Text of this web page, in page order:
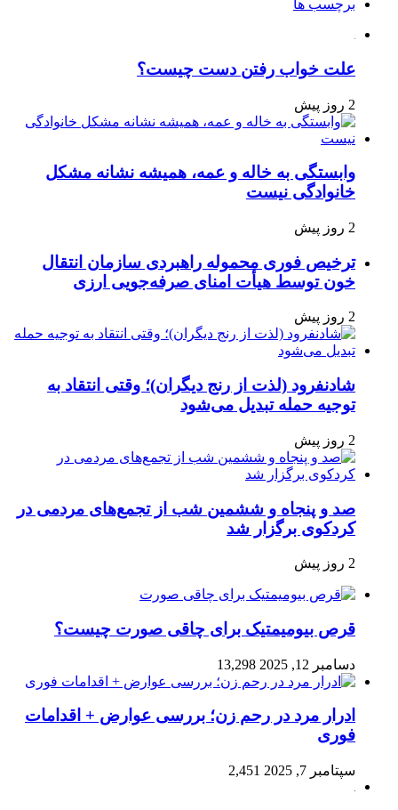
برچسب ها
علت خواب رفتن دست چیست؟
2 روز پیش
وابستگی به خاله و عمه، همیشه نشانه مشکل
خانوادگی نیست
2 روز پیش
ترخیص فوری محموله راهبردی سازمان انتقال
خون توسط هیأت امنای صرفه‌جویی ارزی
2 روز پیش
شادنفرود (لذت از رنج دیگران)؛ وقتی انتقاد به
توجیه حمله تبدیل می‌شود
2 روز پیش
صد و پنجاه‌ و ششمین شب از تجمع‌های مردمی در
کردکوی برگزار شد
2 روز پیش
قرص بیومیمتیک برای چاقی صورت چیست؟
دسامبر 12, 2025 13,298
ادرار مرد در رحم زن؛ بررسی عوارض + اقدامات
فوری
سپتامبر 7, 2025 2,451